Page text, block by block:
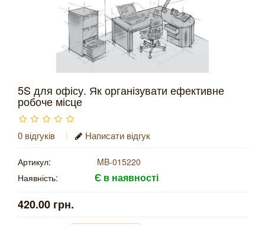
5S для офісу. Як організувати ефективне
робоче місце
0 відгуків Написати відгук
Артикул:
MB-015220
Наявність:
Є в наявності
420.00 грн.